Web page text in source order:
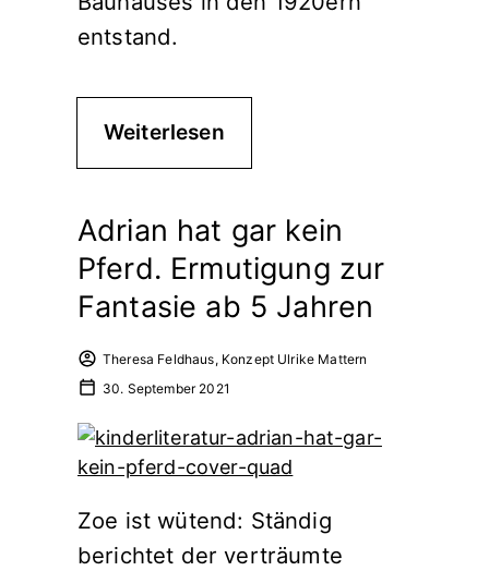
entstand.
Weiterlesen
Adrian hat gar kein
Pferd. Ermutigung zur
Fantasie ab 5 Jahren
Theresa Feldhaus, Konzept Ulrike Mattern
30. September 2021
Zoe ist wütend: Ständig
berichtet der verträumte